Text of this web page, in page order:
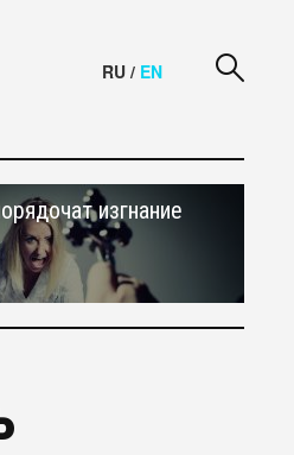
RU / EN
изгнание